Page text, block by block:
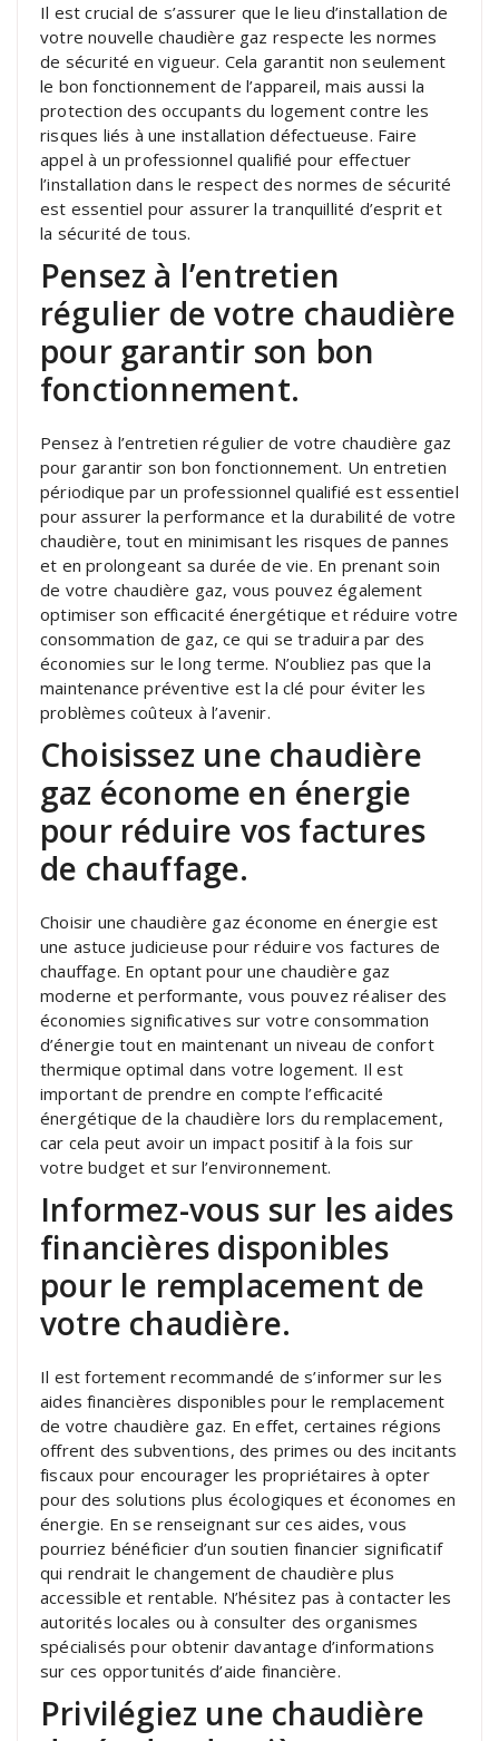
Il est crucial de s’assurer que le lieu d’installation de
votre nouvelle chaudière gaz respecte les normes
de sécurité en vigueur. Cela garantit non seulement
le bon fonctionnement de l’appareil, mais aussi la
protection des occupants du logement contre les
risques liés à une installation défectueuse. Faire
appel à un professionnel qualifié pour effectuer
l’installation dans le respect des normes de sécurité
est essentiel pour assurer la tranquillité d’esprit et
la sécurité de tous.
Pensez à l’entretien
régulier de votre chaudière
pour garantir son bon
fonctionnement.
Pensez à l’entretien régulier de votre chaudière gaz
pour garantir son bon fonctionnement. Un entretien
périodique par un professionnel qualifié est essentiel
pour assurer la performance et la durabilité de votre
chaudière, tout en minimisant les risques de pannes
et en prolongeant sa durée de vie. En prenant soin
de votre chaudière gaz, vous pouvez également
optimiser son efficacité énergétique et réduire votre
consommation de gaz, ce qui se traduira par des
économies sur le long terme. N’oubliez pas que la
maintenance préventive est la clé pour éviter les
problèmes coûteux à l’avenir.
Choisissez une chaudière
gaz économe en énergie
pour réduire vos factures
de chauffage.
Choisir une chaudière gaz économe en énergie est
une astuce judicieuse pour réduire vos factures de
chauffage. En optant pour une chaudière gaz
moderne et performante, vous pouvez réaliser des
économies significatives sur votre consommation
d’énergie tout en maintenant un niveau de confort
thermique optimal dans votre logement. Il est
important de prendre en compte l’efficacité
énergétique de la chaudière lors du remplacement,
car cela peut avoir un impact positif à la fois sur
votre budget et sur l’environnement.
Informez-vous sur les aides
financières disponibles
pour le remplacement de
votre chaudière.
Il est fortement recommandé de s’informer sur les
aides financières disponibles pour le remplacement
de votre chaudière gaz. En effet, certaines régions
offrent des subventions, des primes ou des incitants
fiscaux pour encourager les propriétaires à opter
pour des solutions plus écologiques et économes en
énergie. En se renseignant sur ces aides, vous
pourriez bénéficier d’un soutien financier significatif
qui rendrait le changement de chaudière plus
accessible et rentable. N’hésitez pas à contacter les
autorités locales ou à consulter des organismes
spécialisés pour obtenir davantage d’informations
sur ces opportunités d’aide financière.
Privilégiez une chaudière